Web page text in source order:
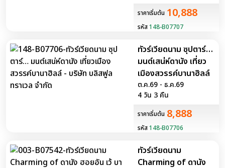
ราคาเริ่มต้น 10,888
รหัส148-B07707
ทัวร์เวียดนาม ซุปตาร์…
มนต์เสน่ห์ดานัง เที่ยว
เมืองสวรรค์บานาฮิลล์
ต.ค.69 - ธ.ค.69
4 วัน 3 คืน
ราคาเริ่มต้น 8,888
รหัส148-B07706
ทัวร์เวียดนาม
Charming of ดานัง